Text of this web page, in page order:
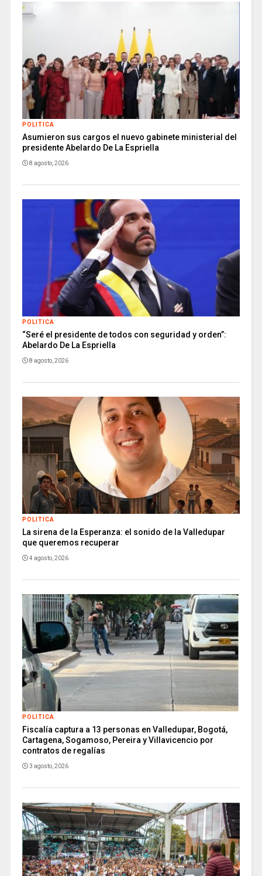
POLITICA
Asumieron sus cargos el nuevo gabinete ministerial del
presidente Abelardo De La Espriella
8 agosto, 2026
POLITICA
“Seré el presidente de todos con seguridad y orden”:
Abelardo De La Espriella
8 agosto, 2026
POLITICA
La sirena de la Esperanza: el sonido de la Valledupar
que queremos recuperar
4 agosto, 2026
POLITICA
Fiscalía captura a 13 personas en Valledupar, Bogotá,
Cartagena, Sogamoso, Pereira y Villavicencio por
contratos de regalías
3 agosto, 2026